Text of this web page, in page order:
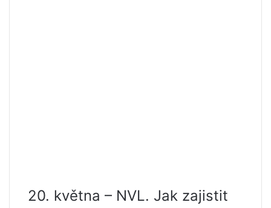
20. května – NVL. Jak zajistit